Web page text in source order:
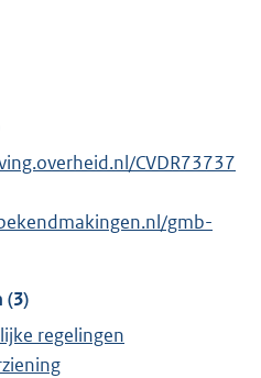
CVDR73737
gmb-
(3)
regelingen